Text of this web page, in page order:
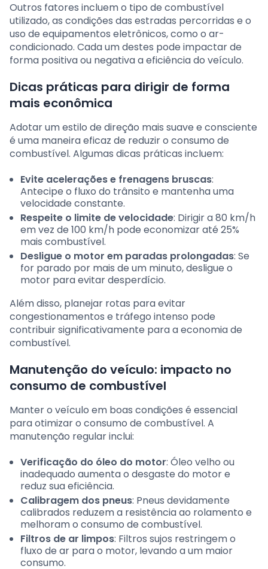
Outros fatores incluem o tipo de combustível
utilizado, as condições das estradas percorridas e o
uso de equipamentos eletrônicos, como o ar-
condicionado. Cada um destes pode impactar de
forma positiva ou negativa a eficiência do veículo.
Dicas práticas para dirigir de forma
mais econômica
Adotar um estilo de direção mais suave e consciente
é uma maneira eficaz de reduzir o consumo de
combustível. Algumas dicas práticas incluem:
Evite acelerações e frenagens bruscas:
Antecipe o fluxo do trânsito e mantenha uma
velocidade constante.
Respeite o limite de velocidade: Dirigir a 80 km/h
em vez de 100 km/h pode economizar até 25%
mais combustível.
Desligue o motor em paradas prolongadas: Se
for parado por mais de um minuto, desligue o
motor para evitar desperdício.
Além disso, planejar rotas para evitar
congestionamentos e tráfego intenso pode
contribuir significativamente para a economia de
combustível.
Manutenção do veículo: impacto no
consumo de combustível
Manter o veículo em boas condições é essencial
para otimizar o consumo de combustível. A
manutenção regular inclui:
Verificação do óleo do motor: Óleo velho ou
inadequado aumenta o desgaste do motor e
reduz sua eficiência.
Calibragem dos pneus: Pneus devidamente
calibrados reduzem a resistência ao rolamento e
melhoram o consumo de combustível.
Filtros de ar limpos: Filtros sujos restringem o
fluxo de ar para o motor, levando a um maior
consumo.